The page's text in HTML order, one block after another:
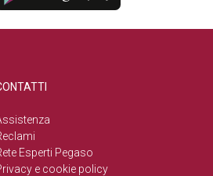
Esperti Pegaso
e cookie policy